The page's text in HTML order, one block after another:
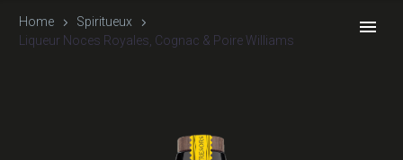
Home
Spiritueux
Liqueur Noces Royales, Cognac & Poire Williams